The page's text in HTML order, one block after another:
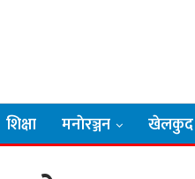
शिक्षा मनाेरञ्जन खेलकुद